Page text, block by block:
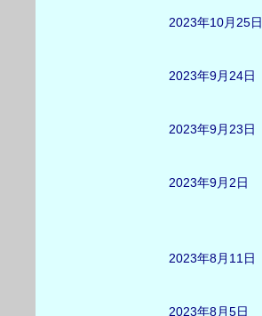
2023年10月25日
2023年9月24日
2023年9月23日
2023年9月2日
2023年8月11日
2023年8月5日